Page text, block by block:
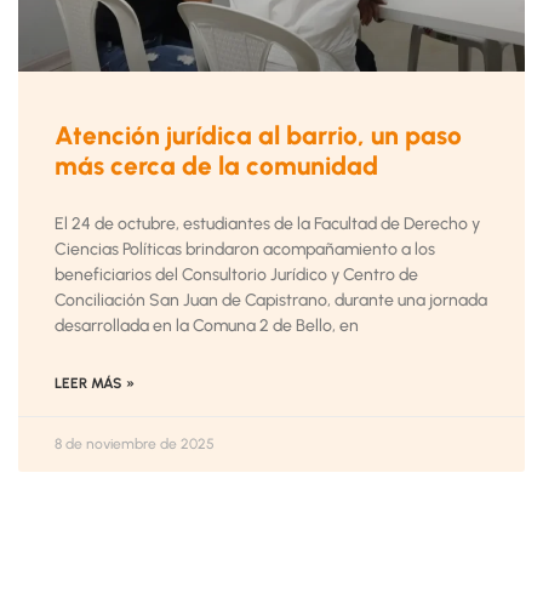
Atención jurídica al barrio, un paso
más cerca de la comunidad
El 24 de octubre, estudiantes de la Facultad de Derecho y
Ciencias Políticas brindaron acompañamiento a los
beneficiarios del Consultorio Jurídico y Centro de
Conciliación San Juan de Capistrano, durante una jornada
desarrollada en la Comuna 2 de Bello, en
LEER MÁS »
8 de noviembre de 2025